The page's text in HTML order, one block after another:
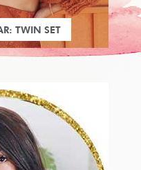
TWIN SET